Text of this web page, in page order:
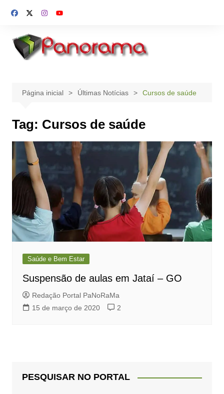
para
conteúdo
Página inicial Últimas Notícias Cursos de saúde
Tag: Cursos de saúde
Saúde e Bem Estar
Suspensão de aulas em Jataí – GO
Redação Portal PaNoRaMa
15 de março de 2020
2
PESQUISAR NO PORTAL